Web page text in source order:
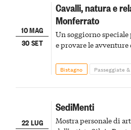
10 MAG
30 SET
Cavalli, natura e
Monferrato
Un soggiorno
e provare le
Bistagno Passeggiate
22 LUG
SediMenti
Mostra personale di